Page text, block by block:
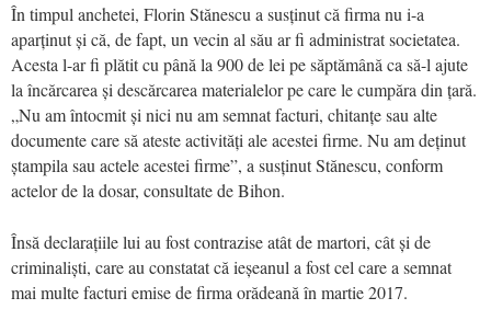
În timpul anchetei, Florin Stănescu a susținut că firma nu i-a
aparținut și că, de fapt, un vecin al său ar fi administrat societatea.
Acesta l-ar fi plătit cu până la 900 de lei pe săptămână ca să-l ajute
la încărcarea și descărcarea materialelor pe care le cumpăra din țară.
„Nu am întocmit și nici nu am semnat facturi, chitanțe sau alte
documente care să ateste activități ale acestei firme. Nu am deținut
ștampila sau actele acestei firme”, a susținut Stănescu, conform
actelor de la dosar, consultate de Bihon.
Însă declarațiile lui au fost contrazise atât de martori, cât și de
criminaliști, care au constatat că ieșeanul a fost cel care a semnat
mai multe facturi emise de firma orădeană în martie 2017.